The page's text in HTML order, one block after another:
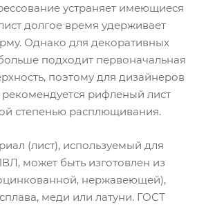
устраняет имеющиеся
долгое время удерживает
Однако для декоративных
подходит первоначальная
поэтому для дизайнеров
рекомендуется рифленый лист
степенью расплющивания.
(лист), используемый для
может быть изготовлен из
нержавеющей),
меди или латуни. ГОСТ